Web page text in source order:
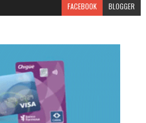
FACEBOOK BLOGGER